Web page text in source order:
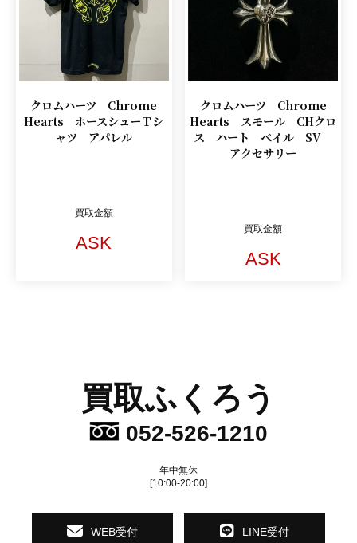
クロムハーツ Chrome
Hearts ホースシューＴシ
ャツ アパレル
買取金額
ASK
クロムハーツ Chrome
Hearts スモール CHクロ
ス ハート ベイル SV
アクセサリー
買取金額
ASK
買取ふくろう
052-526-1210
年中無休
[10:00-20:00]
WEB受付 LINE受付